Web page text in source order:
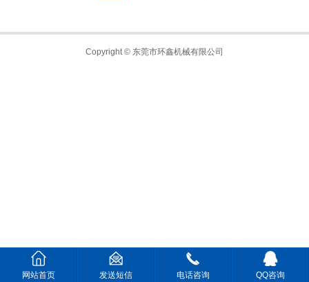
Copyright © 东莞市环鑫机械有限公司
网站首页 发送短信 电话咨询 QQ咨询